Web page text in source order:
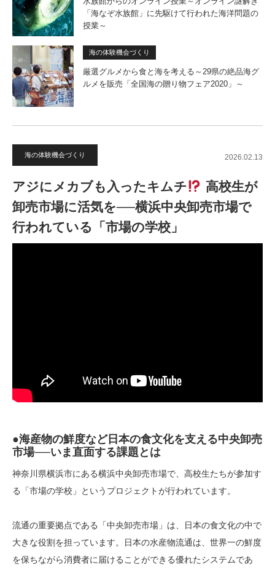
「海なぞ水族館」に先駆けて行われた海洋問題の
授業～
海の体験機会づくり
厳選グルメから食と海を考える～29県の絶品海グ
ルメを販売「全国海の贈り物フェア2020」～
海の体験機会づくり 2026.02.13
アジにメカブも入ったキムチ
高校生が
卸売市場に活気を──横浜中央卸売市場で
行われている「市場の学校」
●海産物の鮮度など日本の食文化を支える中央卸売
市場──いま直面する課題とは
神奈川県横浜市にある横浜中央卸売市場で、高校生たちが参加す
る「市場の学校」というプロジェクトが行われています。
流通の重要拠点である「中央卸売市場」は、日本の食文化の中で
大きな役割を担っています。日本の水産物流通は、世界一の鮮度
を保ちながら消費者に届けることができる優れたシステムであ